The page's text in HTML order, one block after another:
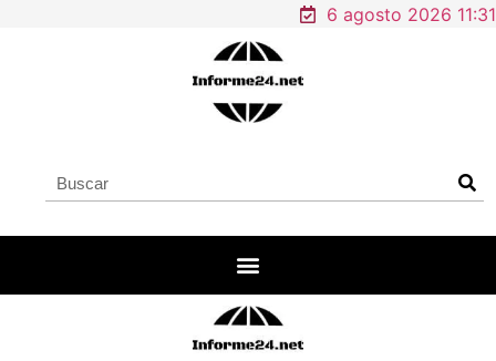
6 agosto 2026 11:31